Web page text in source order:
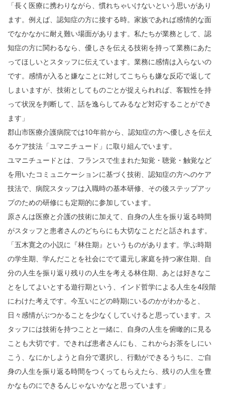
「長く医療に携わりながら、慣れちゃいけないという思いがあり
ます。例えば、認知症の方に接する時。家族であれば感情的な面
でなかなかに耐え難い場面があります。私たちが業務として、認
知症の方に関わるなら、優しさを伝える技術を持って業務にあた
ってほしいとスタッフに伝えています。業務に感情は入らないの
です。感情が入ると嫌なことに対してこちらも嫌な反応で返して
しまいますが、技術としてものごとが捉えられれば、客観性を持
って状況を判断して、話を逸らしてみるなど対応することができ
ます」
郡山市医療介護病院では10年前から、認知症の方へ優しさを伝え
るケア技法「ユマニチュード」に取り組んでいます。
ユマニチュードとは、フランスで生まれた知覚・聴覚・触覚など
を用いたコミュニケーションに基づく技術、認知症の方へのケア
技法で、病院スタッフは入職時の基本研修、その後ステップアッ
プのための研修にも定期的に参加しています。
原さんは医療と介護の技術に加えて、自身の人生を振り返る時間
がスタッフと患者さんのどちらにも大切なことだと話されます。
「五木寛之の小説に『林住期』というものがあります。学ぶ時期
の学生期、学んだことを社会にでて還元し家庭を持つ家住期、自
分の人生を振り返り残りの人生を考える林住期、あとは好きなこ
とをしてよいとする遊行期という、インド哲学による人生を4段階
にわけた考えです。今互いにどの時期にいるのかがわかると、
日々感情がぶつかることを少なくしていけると思っています。ス
タッフには技術を持つことと一緒に、自身の人生を俯瞰的に見る
ことも大切です。できれば患者さんにも、これからお茶をしにい
こう、なにかしようと自分で選択し、行動ができるうちに、ご自
身の人生を振り返る時間をつくってもらえたら、残りの人生を豊
かなものにできるんじゃないかなと思っています」